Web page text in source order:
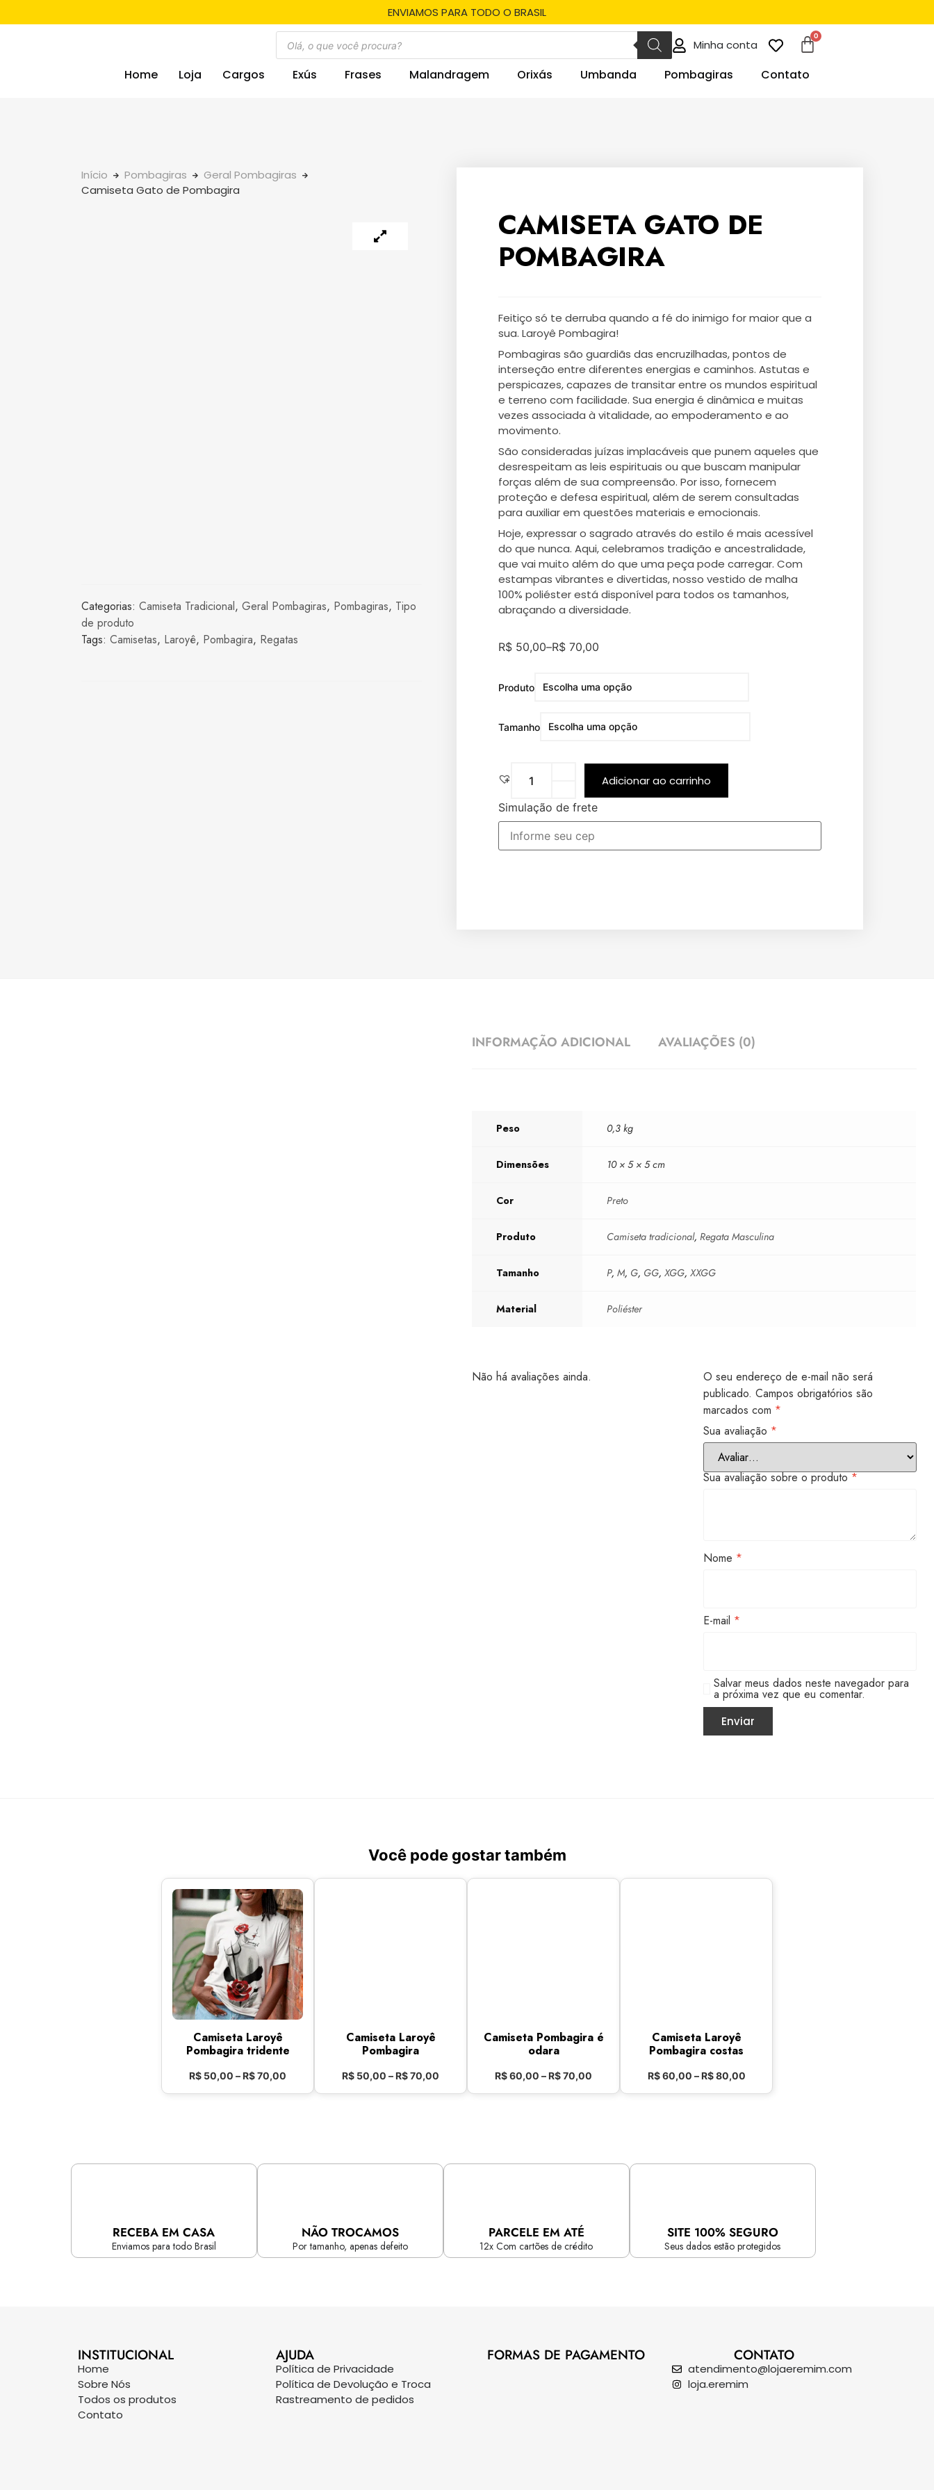
ENVIAMOS PARA TODO O BRASIL
Minha conta
Home Loja Cargos Exús Frases Malandragem Orixás Umbanda Pombagiras Contato
Início Pombagiras
Geral Pombagiras
Camiseta Gato de Pombagira
Categorias: Camiseta Tradicional, Geral Pombagiras, Pombagiras, Tipo
de produto
Tags: Camisetas, Laroyê, Pombagira, Regatas
CAMISETA GATO DE
POMBAGIRA
Feitiço só te derruba quando a fé do inimigo for maior que a
sua. Laroyê Pombagira!
Pombagiras são guardiãs das encruzilhadas, pontos de
interseção entre diferentes energias e caminhos. Astutas e
perspicazes, capazes de transitar entre os mundos espiritual
e terreno com facilidade. Sua energia é dinâmica e muitas
vezes associada à vitalidade, ao empoderamento e ao
movimento.
São consideradas juízas implacáveis que punem aqueles que
desrespeitam as leis espirituais ou que buscam manipular
forças além de sua compreensão. Por isso, fornecem
proteção e defesa espiritual, além de serem consultadas
para auxiliar em questões materiais e emocionais.
Hoje, expressar o sagrado através do estilo é mais acessível
do que nunca. Aqui, celebramos tradição e ancestralidade,
que vai muito além do que uma peça pode carregar. Com
estampas vibrantes e divertidas, nosso vestido de malha
100% poliéster está disponível para todos os tamanhos,
abraçando a diversidade.
R$ 50,00–R$ 70,00
Produto
Tamanho
Adicionar ao carrinho
Simulação de frete
INFORMAÇÃO ADICIONAL AVALIAÇÕES (0)
Peso 0,3 kg
Dimensões 10 × 5 × 5 cm
Cor Preto
Produto Camiseta tradicional,Regata Masculina
Tamanho P,M, G, GG,XGG,XXGG
Material Poliéster
Não há avaliações ainda.
O seu endereço de e-mail não será
publicado. Campos obrigatórios são
marcados com *
Sua avaliação *
Sua avaliação sobre o produto*
Nome *
E-mail *
Salvar meus dados neste navegador para
a próxima vez que eu comentar.
Você pode gostar também
Camiseta Laroyê
Pombagira tridente
R$ 50,00 –R$70,00
Camiseta Laroyê
Pombagira
R$ 50,00 –R$70,00
Camiseta Pombagira é
odara
R$60,00 –R$70,00
Camiseta Laroyê
Pombagira costas
R$60,00 – R$80,00
RECEBA EM CASA
Enviamos para todo Brasil
NÃO TROCAMOS
Por tamanho, apenas defeito
PARCELE EM ATÉ
12x Com cartões de crédito
SITE 100% SEGURO
Seus dados estão protegidos
INSTITUCIONAL
Home
Sobre Nós
Todos os produtos
Contato
AJUDA
Política de Privacidade
Política de Devolução e Troca
Rastreamento de pedidos
FORMAS DE PAGAMENTO CONTATO
atendimento@lojaeremim.com
loja.eremim